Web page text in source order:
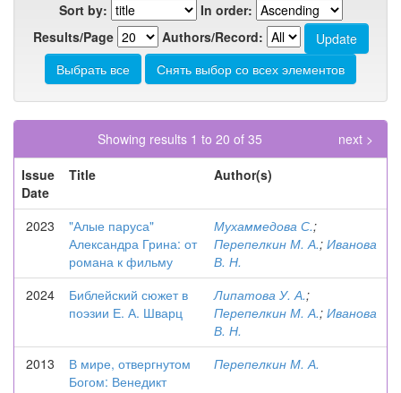
Sort by:
In order:
Results/Page
Authors/Record:
Showing results 1 to 20 of 35
next >
Issue
Date
Title Author(s)
2023
"Алые паруса"
Александра Грина: от
романа к фильму
Мухаммедова С.;
Перепелкин М. А.; Иванова
В. Н.
2024
Библейский сюжет в
поэзии Е. А. Шварц
Липатова У. А.;
Перепелкин М. А.; Иванова
В. Н.
2013
В мире, отвергнутом
Богом: Венедикт
Перепелкин М. А.